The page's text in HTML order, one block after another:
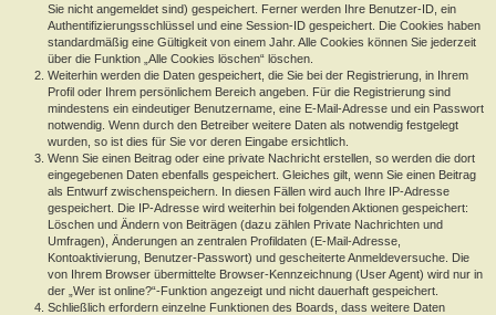
Sie nicht angemeldet sind) gespeichert. Ferner werden Ihre Benutzer-ID, ein
Authentifizierungsschlüssel und eine Session-ID gespeichert. Die Cookies haben
standardmäßig eine Gültigkeit von einem Jahr. Alle Cookies können Sie jederzeit
über die Funktion „Alle Cookies löschen“ löschen.
Weiterhin werden die Daten gespeichert, die Sie bei der Registrierung, in Ihrem
Profil oder Ihrem persönlichem Bereich angeben. Für die Registrierung sind
mindestens ein eindeutiger Benutzername, eine E-Mail-Adresse und ein Passwort
notwendig. Wenn durch den Betreiber weitere Daten als notwendig festgelegt
wurden, so ist dies für Sie vor deren Eingabe ersichtlich.
Wenn Sie einen Beitrag oder eine private Nachricht erstellen, so werden die dort
eingegebenen Daten ebenfalls gespeichert. Gleiches gilt, wenn Sie einen Beitrag
als Entwurf zwischenspeichern. In diesen Fällen wird auch Ihre IP-Adresse
gespeichert. Die IP-Adresse wird weiterhin bei folgenden Aktionen gespeichert:
Löschen und Ändern von Beiträgen (dazu zählen Private Nachrichten und
Umfragen), Änderungen an zentralen Profildaten (E-Mail-Adresse,
Kontoaktivierung, Benutzer-Passwort) und gescheiterte Anmeldeversuche. Die
von Ihrem Browser übermittelte Browser-Kennzeichnung (User Agent) wird nur in
der „Wer ist online?“-Funktion angezeigt und nicht dauerhaft gespeichert.
Schließlich erfordern einzelne Funktionen des Boards, dass weitere Daten